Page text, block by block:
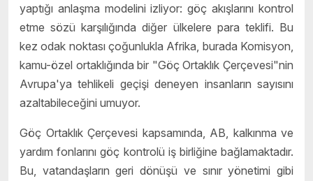
yaptığı anlaşma modelini izliyor: göç akışlarını kontrol
etme sözü karşılığında diğer ülkelere para teklifi. Bu
kez odak noktası çoğunlukla Afrika, burada Komisyon,
kamu-özel ortaklığında bir "Göç Ortaklık Çerçevesi"nin
Avrupa'ya tehlikeli geçişi deneyen insanların sayısını
azaltabileceğini umuyor.
Göç Ortaklık Çerçevesi kapsamında, AB, kalkınma ve
yardım fonlarını göç kontrolü iş birliğine bağlamaktadır.
Bu, vatandaşların geri dönüşü ve sınır yönetimi gibi